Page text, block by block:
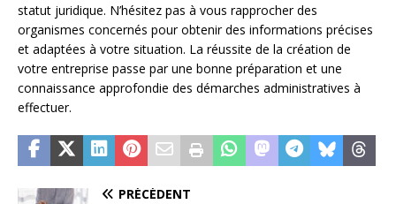
statut juridique. N’hésitez pas à vous rapprocher des
organismes concernés pour obtenir des informations précises
et adaptées à votre situation. La réussite de la création de
votre entreprise passe par une bonne préparation et une
connaissance approfondie des démarches administratives à
effectuer.
PRÉCÉDENT